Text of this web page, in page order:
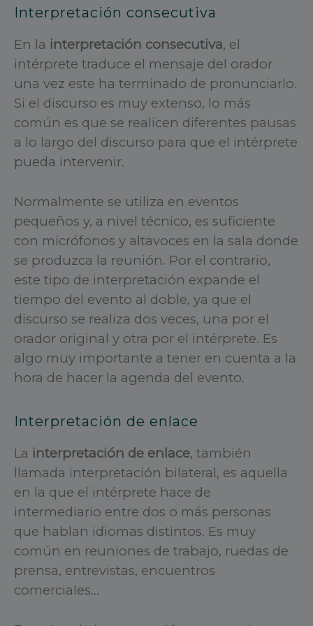
Interpretación consecutiva
En la interpretación consecutiva, el
intérprete traduce el mensaje del orador
una vez este ha terminado de pronunciarlo.
Si el discurso es muy extenso, lo más
común es que se realicen diferentes pausas
a lo largo del discurso para que el intérprete
pueda intervenir.
Normalmente se utiliza en eventos
pequeños y, a nivel técnico, es suficiente
con micrófonos y altavoces en la sala donde
se produzca la reunión. Por el contrario,
este tipo de interpretación expande el
tiempo del evento al doble, ya que el
discurso se realiza dos veces, una por el
orador original y otra por el intérprete. Es
algo muy importante a tener en cuenta a la
hora de hacer la agenda del evento.
Interpretación de enlace
La interpretación de enlace, también
llamada interpretación bilateral, es aquella
en la que el intérprete hace de
intermediario entre dos o más personas
que hablan idiomas distintos. Es muy
común en reuniones de trabajo, ruedas de
prensa, entrevistas, encuentros
comerciales…